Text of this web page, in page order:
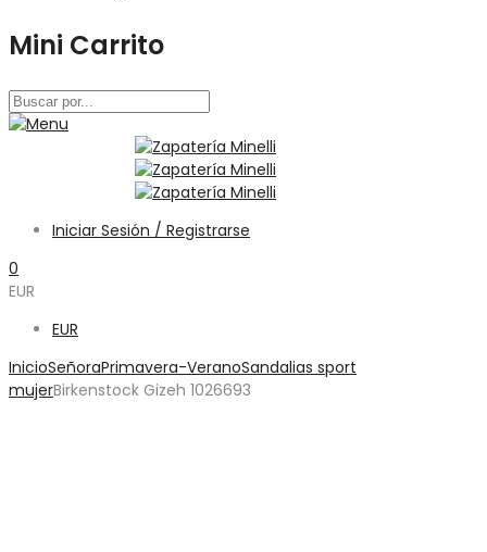
Mini Carrito
Iniciar Sesión / Registrarse
0
EUR
EUR
InicioSeñoraPrimavera-VeranoSandalias sport
mujerBirkenstock Gizeh 1026693